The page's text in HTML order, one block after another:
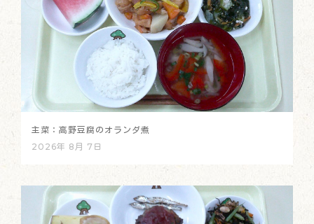
主菜：高野豆腐のオランダ煮
2026年 8月 7日